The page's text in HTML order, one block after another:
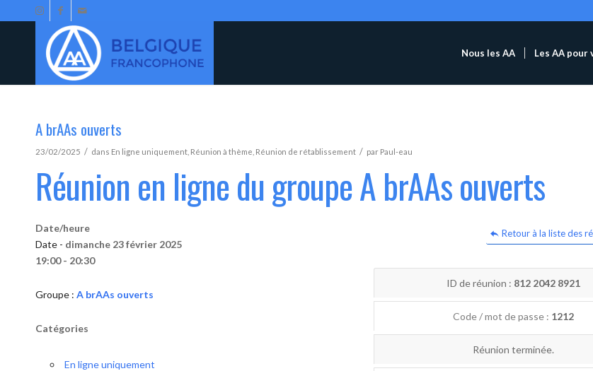
Nous les AA Les AA pour
A brAAs ouverts
23/02/2025 / dans En ligne uniquement Réunion à thème Réunion de rétablissement / par Paul-eau
Réunion en ligne du groupe A brAAs ouverts
Retour à la liste des
Date/heure
Date - dimanche 23 février 2025
19:00 - 20:30
Groupe : A brAAs ouverts
Catégories
En ligne uniquement
ID de réunion : 812 2042 8921
Code / mot de passe : 1212
Réunion terminée.